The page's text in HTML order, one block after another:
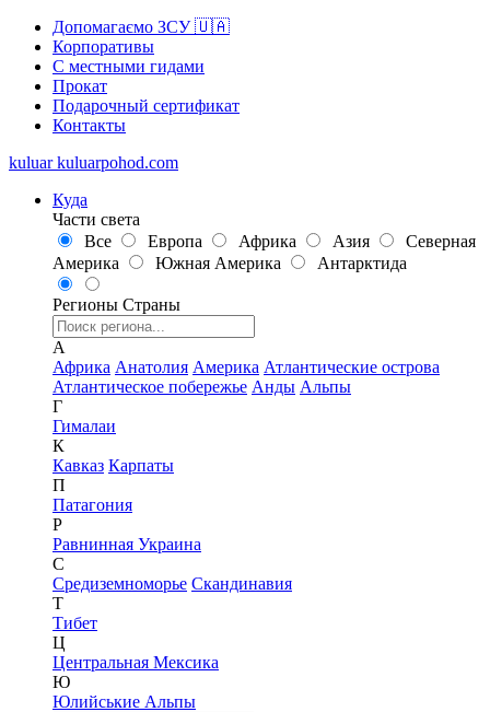
Допомагаємо ЗСУ 🇺🇦
Корпоративы
С местными гидами
Прокат
Подарочный сертификат
Контакты
kuluar kuluarpohod.com
Куда
Части света
Все
Европа Африка Азия
Северная
Америка
Южная Америка Антарктида
Регионы Страны
А
Африка Анатолия Америка Атлантические острова
Атлантическое побережье Анды Альпы
Г
Гималаи
К
Кавказ Карпаты
П
Патагония
Р
Равнинная Украина
С
Средиземноморье Скандинавия
Т
Тибет
Ц
Центральная Мексика
Ю
Юлийськие Альпы